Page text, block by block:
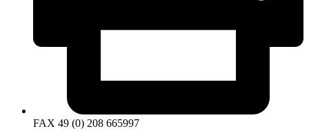
FAX 49 (0) 208 665997